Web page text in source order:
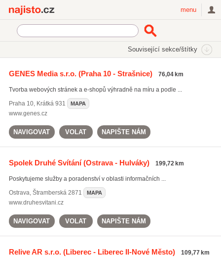
menu
Související sekce/štítky
tvorba www(3799)
tvorba e-shopů(1213)
GENES Media s.r.o.(Praha 10 - Strašnice) 76,04 km
Tvorba webových stránek a e-shopů výhradně na míru a podle ...
Praha 10, Krátká 931 MAPA
www.genes.cz
NAVIGOVAT VOLAT NAPIŠTE NÁM
Spolek Druhé Svítání(Ostrava - Hulváky) 199,72 km
Poskytujeme služby a poradenství v oblasti informačních ...
Ostrava, Štramberská 2871 MAPA
www.druhesvitani.cz
NAVIGOVAT VOLAT NAPIŠTE NÁM
Relive AR s.r.o.(Liberec - Liberec II-Nové Město) 109,77 km